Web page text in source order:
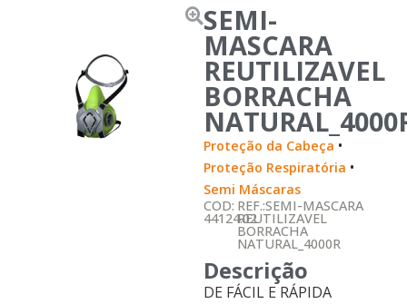
SEMI-
MASCARA
REUTILIZAVEL
BORRACHA
Proteção da Cabeça •
Proteção Respiratória •
Semi Máscaras
COD:
44124.02
REF.:SEMI-MASCARA
REUTILIZAVEL
BORRACHA
NATURAL_4000R
Descrição
DE FÁCIL E RÁPIDA